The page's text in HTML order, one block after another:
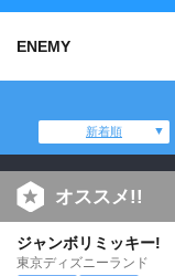
ENEMY
新着順
オススメ!!
ジャンボリミッキー!
東京ディズニーランド